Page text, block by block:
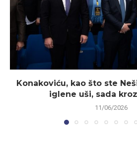
Konakoviću, kao što ste
iglene uši, sada
11/06/2026